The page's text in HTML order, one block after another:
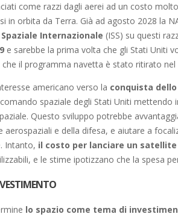
come razzi dagli aerei ad un costo
in orbita da Terra. Già ad agosto 2028 la
Internazionale (ISS) su questi
e sarebbe la prima volta che gli Stati Uniti
il programma navetta è stato ritirato nel
americano verso la conquista
spaziale degli Stati Uniti mettendo
Questo sviluppo potrebbe
aerospaziali e della difesa, e aiutare a
Intanto, il costo per lanciare un satellite
e le stime ipotizzano che la spesa
lo spazio come tema di